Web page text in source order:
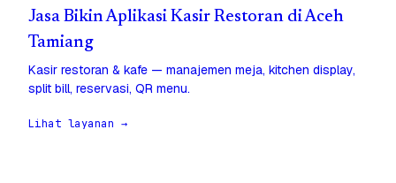
Jasa Bikin Aplikasi Kasir Restoran di Aceh
Tamiang
Kasir restoran & kafe — manajemen meja, kitchen display,
split bill, reservasi, QR menu.
Lihat layanan →